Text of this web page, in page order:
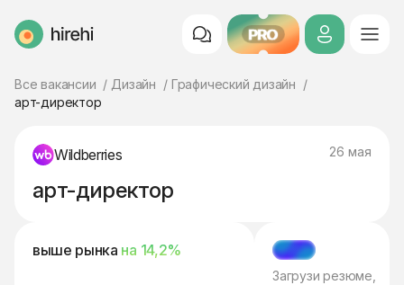
HireHi PRO
Все вакансии Дизайн
Графический дизайн
арт-директор
Wildberries 26 мая
арт-директор
выше рынка на 14,2%
МЭТЧ
Загрузи резюме,